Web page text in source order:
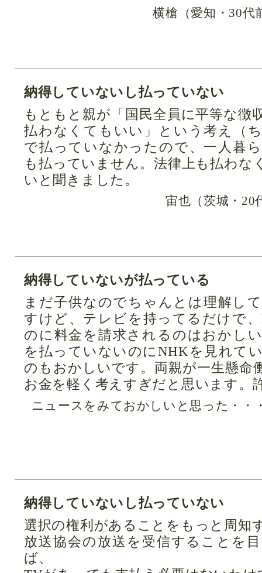
横槍（愛知・30代
納得していないし払っていない
もともと親が「国民全員に平等な徴
払わなくてもいい」という考え（
で払っていなかったので、一人暮
も払っていません。法律上も払わな
いと聞きました。
宙也（茨城・20
納得していないが払っている
まだ子供なのでちゃんとは理解し
すけど、テレビを持ってるだけで
のに料金を請求されるのはおかし
を払っていないのにNHKを見れて
のもおかしいです。両親が一生懸命
お金を軽く考えすぎだと思います。
ニュースをみておかしいと思った・・
納得していないし払っていない
選択の権利があることをもっと周知
放送協会の放送を受信することを
ば、